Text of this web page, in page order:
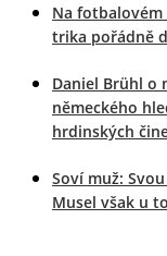
Na
trika pořádně
Daniel Brühl o
německého
hrdinských
Soví muž:
Musel však u